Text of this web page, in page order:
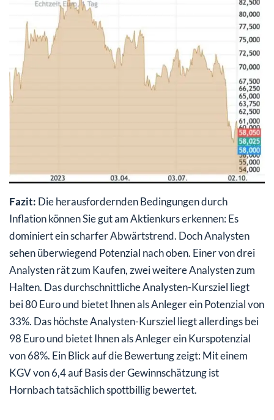
Fazit: Die herausfordernden Bedingungen durch
Inflation können Sie gut am Aktienkurs erkennen: Es
dominiert ein scharfer Abwärtstrend. Doch Analysten
sehen überwiegend Potenzial nach oben. Einer von drei
Analysten rät zum Kaufen, zwei weitere Analysten zum
Halten. Das durchschnittliche Analysten-Kursziel liegt
bei 80 Euro und bietet Ihnen als Anleger ein Potenzial von
33%. Das höchste Analysten-Kursziel liegt allerdings bei
98 Euro und bietet Ihnen als Anleger ein Kurspotenzial
von 68%. Ein Blick auf die Bewertung zeigt: Mit einem
KGV von 6,4 auf Basis der Gewinnschätzung ist
Hornbach tatsächlich spottbillig bewertet.